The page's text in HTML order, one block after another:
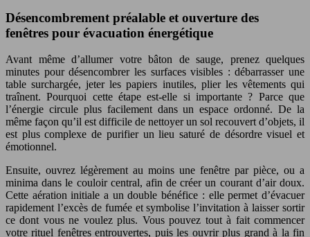
Désencombrement préalable et ouverture des
fenêtres pour évacuation énergétique
Avant même d’allumer votre bâton de sauge, prenez quelques
minutes pour désencombrer les surfaces visibles : débarrasser une
table surchargée, jeter les papiers inutiles, plier les vêtements qui
traînent. Pourquoi cette étape est-elle si importante ? Parce que
l’énergie circule plus facilement dans un espace ordonné. De la
même façon qu’il est difficile de nettoyer un sol recouvert d’objets, il
est plus complexe de purifier un lieu saturé de désordre visuel et
émotionnel.
Ensuite, ouvrez légèrement au moins une fenêtre par pièce, ou a
minima dans le couloir central, afin de créer un courant d’air doux.
Cette aération initiale a un double bénéfice : elle permet d’évacuer
rapidement l’excès de fumée et symbolise l’invitation à laisser sortir
ce dont vous ne voulez plus. Vous pouvez tout à fait commencer
votre rituel fenêtres entrouvertes, puis les ouvrir plus grand à la fin